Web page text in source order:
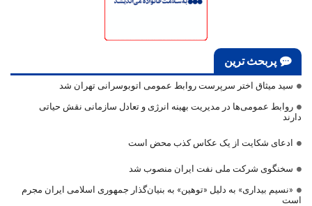
پربحث ترین
سید میثاق اختر سرپرست روابط عمومی اتوبوسرانی تهران شد
روابط عمومی‌ها در مدیریت بهینه انرژی و تعادل سازمانی نقش حیاتی
دارند
ادعای شکایت از یک عکاس کذب محض است
سخنگوی شرکت ملی نفت ایران منصوب شد
«نسیم بیداری» به دلیل «توهین» به بنیان‌گذار جمهوری اسلامی ایران مجرم
است